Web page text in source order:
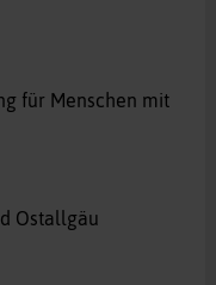
für Menschen mit
Ostallgäu